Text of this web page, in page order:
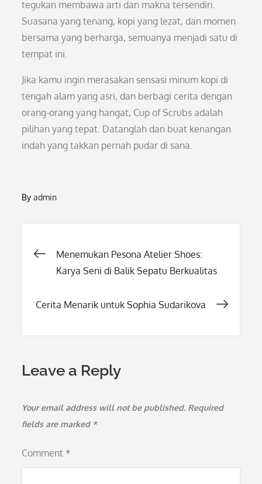
tegukan membawa arti dan makna tersendiri.
Suasana yang tenang, kopi yang lezat, dan momen
bersama yang berharga, semuanya menjadi satu di
tempat ini.
Jika kamu ingin merasakan sensasi minum kopi di
tengah alam yang asri, dan berbagi cerita dengan
orang-orang yang hangat, Cup of Scrubs adalah
pilihan yang tepat. Datanglah dan buat kenangan
indah yang takkan pernah pudar di sana.
Byadmin
Post
Menemukan Pesona Atelier Shoes:
Karya Seni di Balik Sepatu Berkualitas
Cerita Menarik untuk Sophia Sudarikova
Leave a Reply
Your email address will not be published. Required
fields are marked *
Comment *